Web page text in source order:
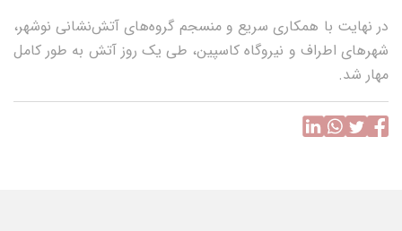
در نهایت با همکاری سریع و منسجم گروه‌های آتش‌نشانی نوشهر،
شهرهای اطراف و نیروگاه کاسپین، طی یک روز آتش به طور کامل
مهار شد.